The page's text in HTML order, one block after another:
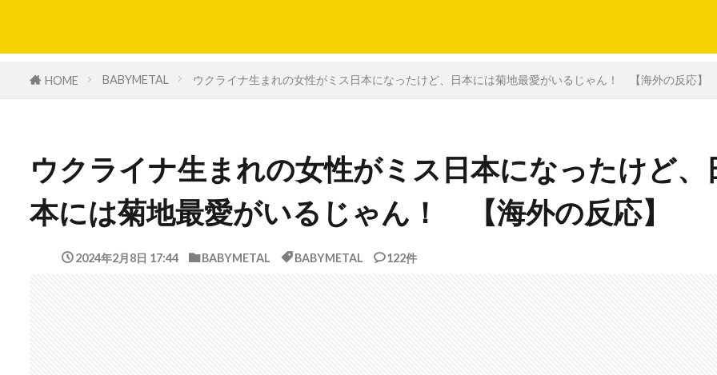
HOME BABYMETAL ウクライナ生まれの女性がミス日本になったけど、日本には菊地最愛がいるじゃん！ 【海外の反応】
ウクライナ生まれの女性がミス日本になったけど、
本には菊地最愛がいるじゃん！ 【海外の反応】
2024年2月8日 17:44 BABYMETAL BABYMETAL 122件